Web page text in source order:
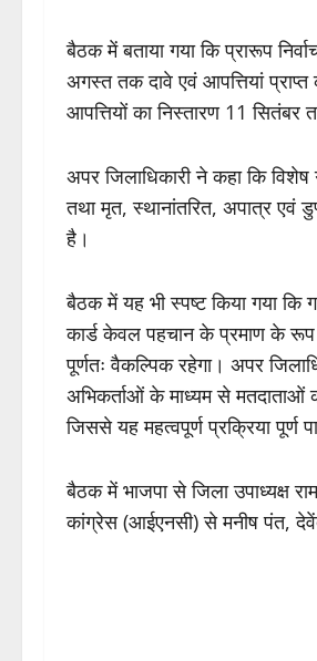
बैठक में बताया गया कि प्रारूप
अगस्त तक दावे एवं आपत्तियां
आपत्तियों का निस्तारण 11 सितंबर
अपर जिलाधिकारी ने कहा कि विशेष
तथा मृत, स्थानांतरित, अपात्र एवं
है।
बैठक में यह भी स्पष्ट किया गया कि
कार्ड केवल पहचान के प्रमाण के रूप
पूर्णतः वैकल्पिक रहेगा। अपर
अभिकर्ताओं के माध्यम से
जिससे यह महत्वपूर्ण प्रक्रिया पूर्ण
बैठक में भाजपा से जिला उपाध्यक्ष
कांग्रेस (आईएनसी) से मनीष पंत,